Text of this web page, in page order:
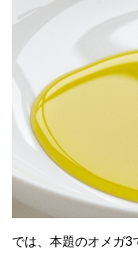
では、本題のオメガ3